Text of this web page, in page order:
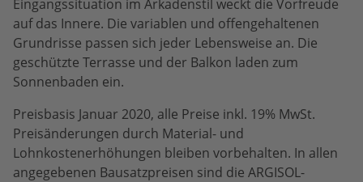
Eingangssituation im Arkadenstil weckt die Vorfreude
auf das Innere. Die variablen und offengehaltenen
Grundrisse passen sich jeder Lebensweise an. Die
geschützte Terrasse und der Balkon laden zum
Sonnenbaden ein.
Preisbasis Januar 2020, alle Preise inkl. 19% MwSt.
Preisänderungen durch Material- und
Lohnkostenerhöhungen bleiben vorbehalten. In allen
angegebenen Bausatzpreisen sind die ARGISOL-